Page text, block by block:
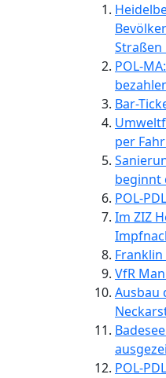
Straßen
POL-
Bar-
per
beginnt
POL-
Im ZIZ
VfR
Ausbau
POL-